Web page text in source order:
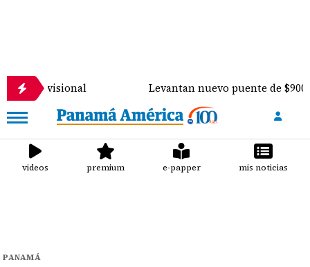
Levantan nuevo puente de $900 mil
videos premium e-papper mis noticias
PANAMÁ